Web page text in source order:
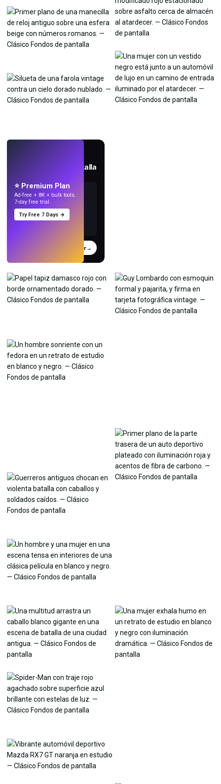
Crea fondos de pantalla
Probar→
⭐ Premium Plan
Ad-free + 8K + bulk tools.
7-day free trial.
Try Free 7 Days →